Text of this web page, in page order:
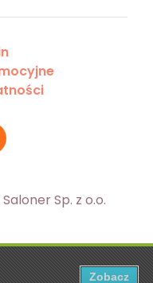
Zobacz
Aby dowiedzieć się
Sp. z o.o.